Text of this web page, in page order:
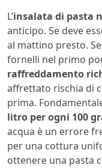
L’insalata di pasta
anticipo. Se deve
al mattino presto.
fornelli nel primo
raffreddamento
affrettato rischia di
prima.
litro per ogni 100
acqua è un errore
per una cottura
ottenere una pasta